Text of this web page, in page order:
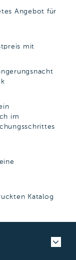
Angebot für
mit
im
Katalog